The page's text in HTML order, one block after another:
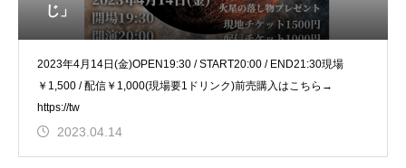
じ」
2023年4月14日(金)OPEN19:30 / START20:00 / END21:30現場
￥1,500 / 配信￥1,000(現場要1ドリンク)前売購入はこちら→
https://tw
2023.04.14